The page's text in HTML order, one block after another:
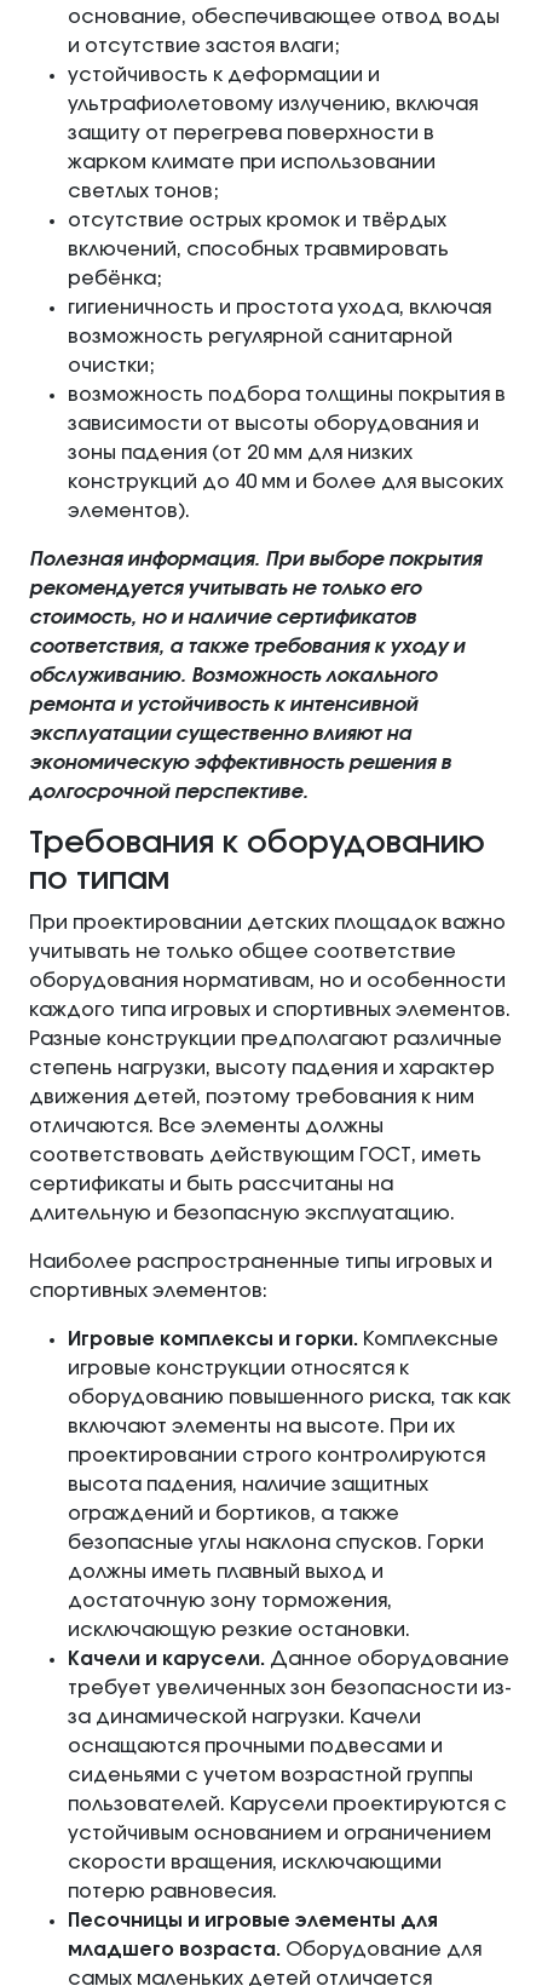
основание, обеспечивающее отвод воды
и отсутствие застоя влаги;
устойчивость к деформации и
ультрафиолетовому излучению, включая
защиту от перегрева поверхности в
жарком климате при использовании
светлых тонов;
отсутствие острых кромок и твёрдых
включений, способных травмировать
ребёнка;
гигиеничность и простота ухода, включая
возможность регулярной санитарной
очистки;
возможность подбора толщины покрытия в
зависимости от высоты оборудования и
зоны падения (от 20 мм для низких
конструкций до 40 мм и более для высоких
элементов).
Полезная информация. При выборе покрытия
рекомендуется учитывать не только его
стоимость, но и наличие сертификатов
соответствия, а также требования к уходу и
обслуживанию. Возможность локального
ремонта и устойчивость к интенсивной
эксплуатации существенно влияют на
экономическую эффективность решения в
долгосрочной перспективе.
Требования к оборудованию
по типам
При проектировании детских площадок важно
учитывать не только общее соответствие
оборудования нормативам, но и особенности
каждого типа игровых и спортивных элементов.
Разные конструкции предполагают различные
степень нагрузки, высоту падения и характер
движения детей, поэтому требования к ним
отличаются. Все элементы должны
соответствовать действующим ГОСТ, иметь
сертификаты и быть рассчитаны на
длительную и безопасную эксплуатацию.
Наиболее распространенные типы игровых и
спортивных элементов:
Игровые комплексы и горки. Комплексные
игровые конструкции относятся к
оборудованию повышенного риска, так как
включают элементы на высоте. При их
проектировании строго контролируются
высота падения, наличие защитных
ограждений и бортиков, а также
безопасные углы наклона спусков. Горки
должны иметь плавный выход и
достаточную зону торможения,
исключающую резкие остановки.
Качели и карусели. Данное оборудование
требует увеличенных зон безопасности из-
за динамической нагрузки. Качели
оснащаются прочными подвесами и
сиденьями с учетом возрастной группы
пользователей. Карусели проектируются с
устойчивым основанием и ограничением
скорости вращения, исключающими
потерю равновесия.
Песочницы и игровые элементы для
младшего возраста. Оборудование для
самых маленьких детей отличается